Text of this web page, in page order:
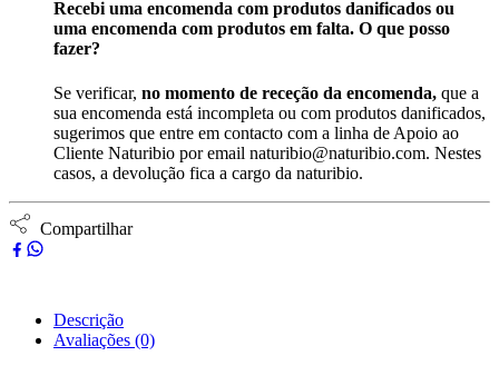
Recebi uma encomenda com produtos danificados ou
uma encomenda com produtos em falta. O que posso
fazer?
Se verificar, no momento de receção da encomenda, que a
sua encomenda está incompleta ou com produtos danificados,
sugerimos que entre em contacto com a linha de Apoio ao
Cliente Naturibio por email naturibio@naturibio.com. Nestes
casos, a devolução fica a cargo da naturibio.
Compartilhar
Descrição
Avaliações (0)